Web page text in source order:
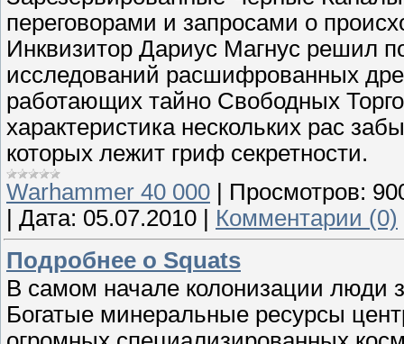
переговорами и запросами о
Инквизитор Дариус Магнус решил
исследований расшифрованных
работающих тайно Свободных
характеристика нескольких рас
которых лежит гриф секретности.
Warhammer 40 000 | Просмотров:
| Дата: 05.07.2010 | Комментарии (0)
Подробнее о Squats
В самом начале колонизации люди
Богатые минеральные ресурсы